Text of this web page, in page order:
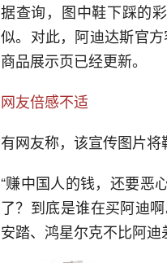
据查询，图中鞋下踩的
似。对此，阿迪达斯官
商品展示页已经更新。
网友倍感不适
有网友称，该宣传图片将
“赚中国人的钱，还要恶
了？到底是谁在买阿迪
安踏、鸿星尔克不比阿迪